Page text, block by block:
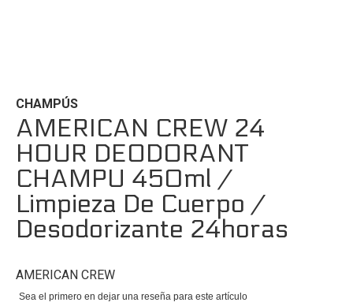
de
la
galería
de
imágenes
CHAMPÚS
AMERICAN CREW 24
HOUR DEODORANT
CHAMPU 450ml /
Limpieza De Cuerpo /
Desodorizante 24horas
AMERICAN CREW
Sea el primero en dejar una reseña para este artículo